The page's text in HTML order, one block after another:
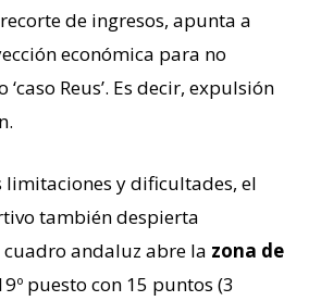
de ingresos, apunta a
económica para no
Reus’. Es decir, expulsión
limitaciones y dificultades, el
también despierta
andaluz abre la zona de
puesto con 15 puntos (3